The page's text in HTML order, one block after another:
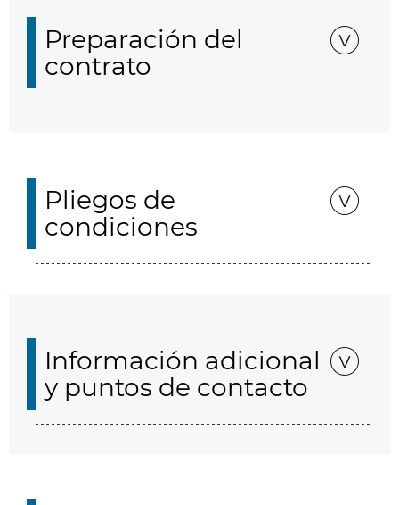
Preparación del
contrato
Pliegos de
condiciones
Información adicional
y puntos de contacto